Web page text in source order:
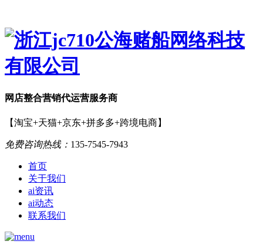
网店整合营销代运营服务商
【淘宝+天猫+京东+拼多多+跨境电商】
免费咨询热线： 135-7545-7943
首页
关于我们
ai资讯
ai动态
联系我们